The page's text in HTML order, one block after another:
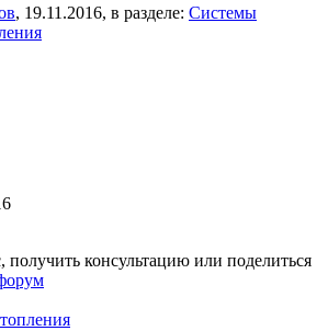
, 19.11.2016, в разделе: Системы
получить консультацию или поделиться